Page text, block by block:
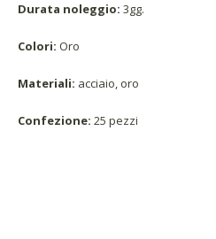
Durata noleggio: 3gg.
Colori: Oro
Materiali: acciaio, oro
Confezione: 25 pezzi